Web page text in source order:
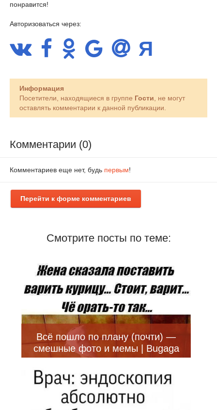
понравится!
Авторизоваться через:
Информация
Посетители, находящиеся в группе Гости , не могут
оставлять комментарии к данной публикации.
Комментарии (0)
Комментариев еще нет, будь первым!
Перейти к форме комментариев
Смотрите посты по теме:
Всё пошло по плану (почти) —
смешные фото и мемы | Bugaga